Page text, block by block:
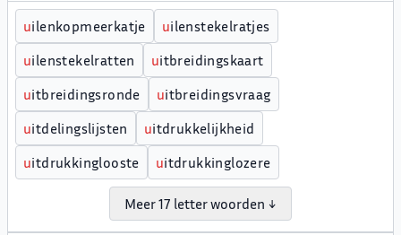
uilenkopmeerkatje uilenstekelratjes
uilenstekelratten uitbreidingskaart
uitbreidingsronde uitbreidingsvraag
uitdelingslijsten uitdrukkelijkheid
uitdrukkinglooste uitdrukkinglozere
Meer 17 letter woorden ↓